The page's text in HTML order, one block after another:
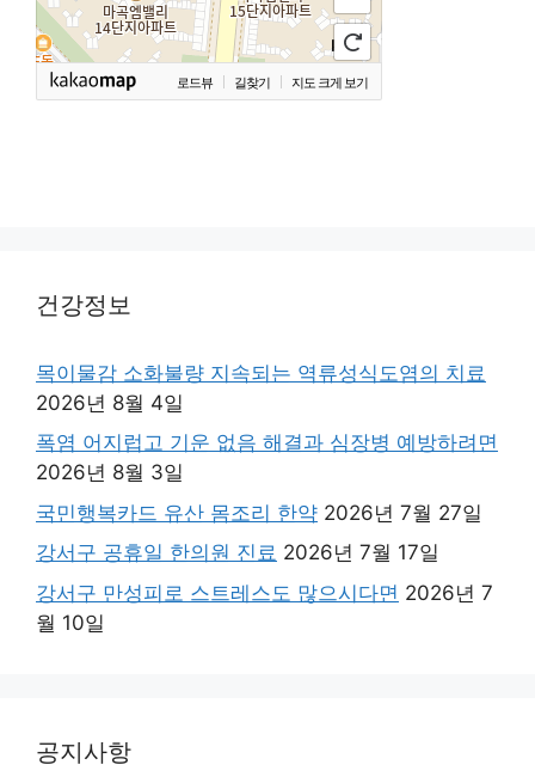
로드뷰 길찾기 지도 크게 보기
건강정보
목이물감 소화불량 지속되는 역류성식도염의 치료
2026년 8월 4일
폭염 어지럽고 기운 없음 해결과 심장병 예방하려면
2026년 8월 3일
국민행복카드 유산 몸조리 한약 2026년 7월 27일
강서구 공휴일 한의원 진료 2026년 7월 17일
강서구 만성피로 스트레스도 많으시다면 2026년 7
월 10일
공지사항